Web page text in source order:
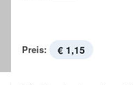
Preis: € 1,15